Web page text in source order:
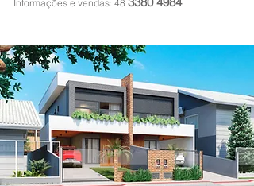
Informações e vendas: 48